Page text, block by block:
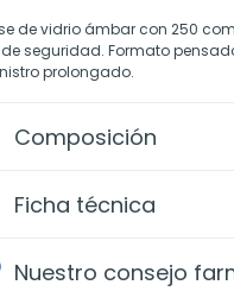
de vidrio ámbar con 250
seguridad. Formato
prolongado.
Composición
Ficha técnica
Nuestro consejo